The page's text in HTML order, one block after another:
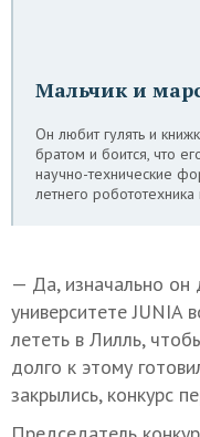
Мальчик и
Он любит гулять и
братом и боится, что
научно-технические
летнего робототехника
— Да, изначально
университете JUNIA
лететь в Лилль,
долго к этому
закрылись, конкурс